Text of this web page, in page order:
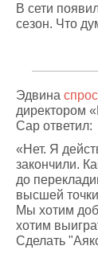
В сети
сезон. Что
Эдвина
директором
Сар ответил:
«Нет. Я
закончили.
до
высшей
Мы хотим
хотим
Сделать